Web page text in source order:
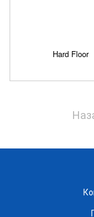
Hard Floor